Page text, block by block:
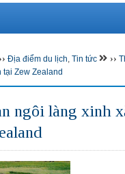
›› Địa điểm du lịch,Tin tức ››
Zew Zealand
ngôi làng xinh